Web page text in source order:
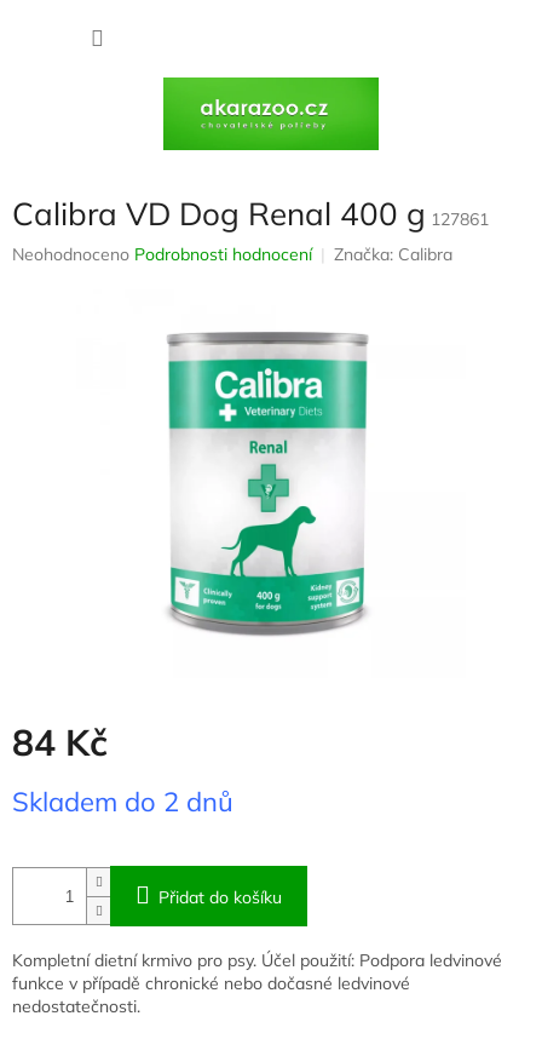
Calibra VD Dog Renal 400 g 127861
Průměrné
Neohodnoceno Podrobnosti hodnocení Značka: Calibra
84 Kč
cena:
Skladem do 2 dnů
Přidat do košíku
Kompletní dietní krmivo pro psy. Účel použití: Podpora ledvinové
funkce v případě chronické nebo dočasné ledvinové
nedostatečnosti.